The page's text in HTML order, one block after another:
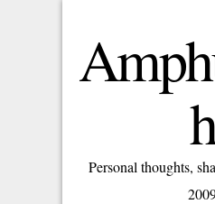
h
Personal thoughts,